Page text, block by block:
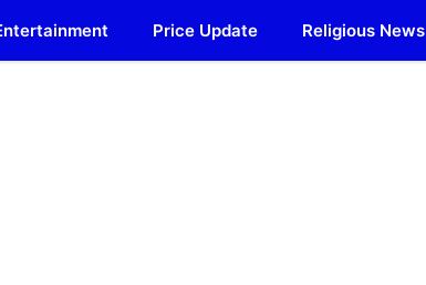
Price Update Religious News